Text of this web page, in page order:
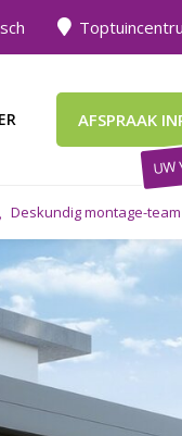
AFSPRAAK
UW
Deskundig montage-team